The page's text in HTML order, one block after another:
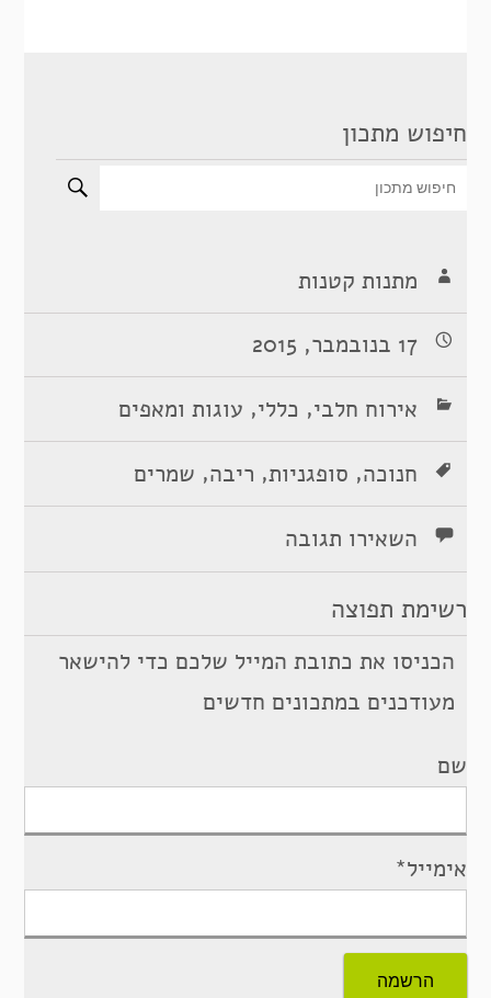
חיפוש מתכון
מתנות קטנות
17 בנובמבר, 2015
אירוח חלבי, כללי, עוגות ומאפים
חנוכה, סופגניות, ריבה, שמרים
השאירו תגובה
רשימת תפוצה
הכניסו את כתובת המייל שלכם כדי להישאר
מעודכנים במתכונים חדשים
שם
אימייל*